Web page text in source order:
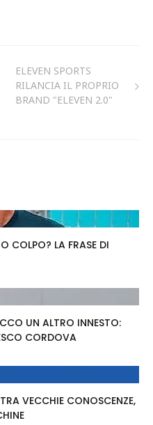
ELEVEN SPORTS
RILANCIA IL PROPRIO
BRAND "ELEVEN 2.0"
COLPO? LA FRASE DI
UN ALTRO INNESTO:
CORDOVA
VECCHIE CONOSCENZE,